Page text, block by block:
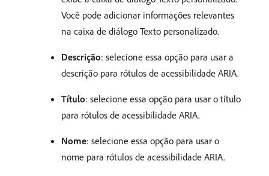
Você pode adicionar informações relevantes
na caixa de diálogo Texto personalizado.
Descrição: selecione essa opção para usar a
descrição para rótulos de acessibilidade ARIA.
Título: selecione essa opção para usar o título
para rótulos de acessibilidade ARIA.
Nome: selecione essa opção para usar o
nome para rótulos de acessibilidade ARIA.